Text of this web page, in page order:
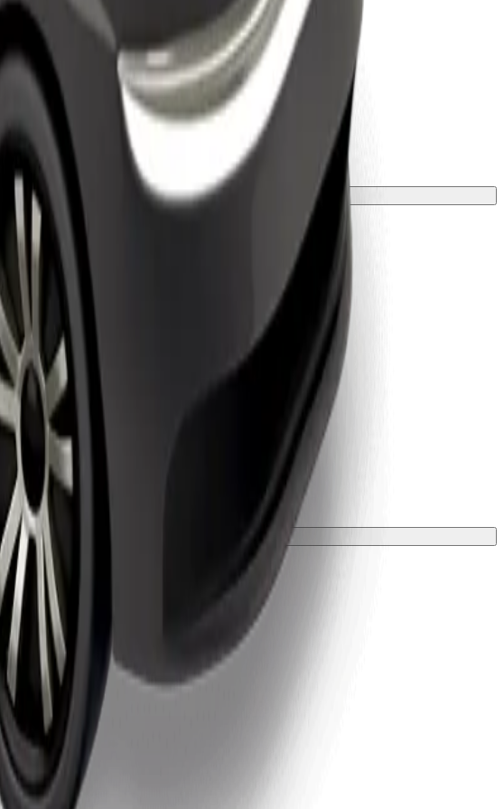
un sēdekļi jāaizsargā ar segu vai paklājiņu.